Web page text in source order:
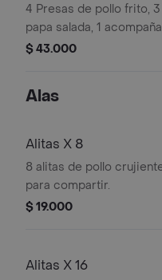
4 Presas de pollo frito,
papa salada, 1
gaseosa 1.5 ml.
$ 43.000
Alas
Alitas X 8
8 alitas de pollo
para compartir.
$ 19.000
Alitas X 16